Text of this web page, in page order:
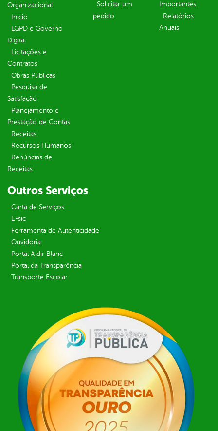
Organizacional
Inicio
LGPD e Governo
Digital
Licitações e
Contratos
Obras Públicas
Pesquisa de
Satisfação
Planejamento e
Prestação de Contas
Receitas
Recursos Humanos
Renúncias de
Receitas
Solicitar um
pedido
Importantes
Relatórios
Anuais
Outros Serviços
Carta de Serviços
E-sic
Ferramenta de Autenticidade
Ouvidoria
Portal Aldir Blanc
Portal da Transparência
Transporte Escolar